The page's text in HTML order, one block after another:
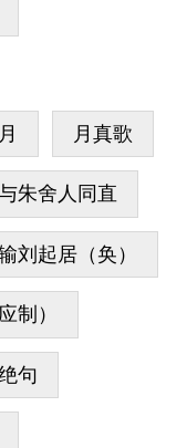
月真歌
朱舍人同直
刘起居（奂）
制）
句